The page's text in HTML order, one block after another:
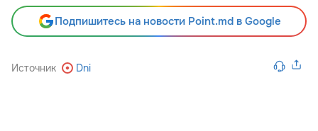
Подпишитесь на новости Point.md в Google
Источник Dni